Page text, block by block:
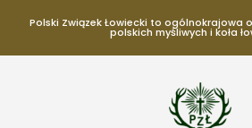
Polski Związek Łowiecki to ogólnokrajowa
polskich myśliwych i koła